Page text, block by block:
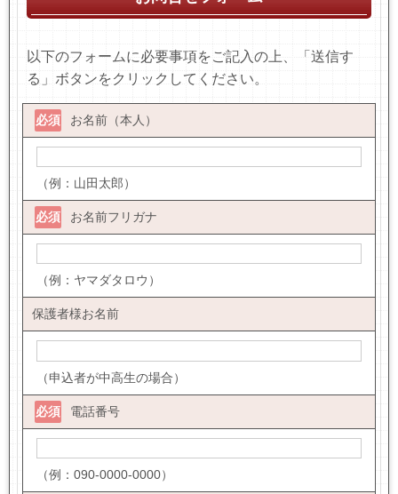
以下のフォームに必要事項をご記入の上、「送信す
る」ボタンをクリックしてください。
お名前（本人）
必須
（例：山田太郎）
お名前フリガナ
必須
（例：ヤマダタロウ）
保護者様お名前
（申込者が中高生の場合）
電話番号
必須
（例：090-0000-0000）